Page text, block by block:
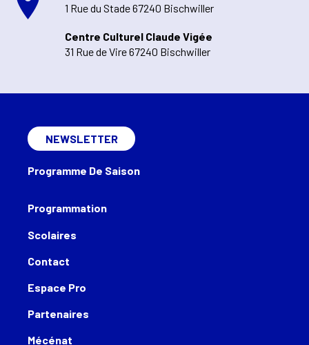
1 Rue du Stade 67240 Bischwiller
Centre Culturel Claude Vigée
31 Rue de Vire 67240 Bischwiller
Programmation
Scolaires
Contact
Espace Pro
Partenaires
Mécénat
NEWSLETTER
Programme De Saison